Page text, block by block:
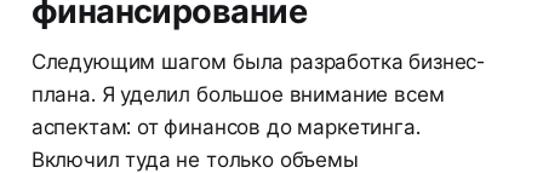
финансирование
Следующим шагом была разработка бизнес-
плана. Я уделил большое внимание всем
аспектам: от финансов до маркетинга.
Включил туда не только объемы